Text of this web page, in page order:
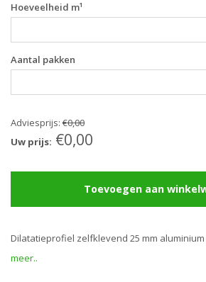
Hoeveelheid m¹
Aantal pakken
Adviesprijs: €0,00
Uw prijs: €0,00
Toevoegen aan
Dilatatieprofiel zelfklevend 25 mm
meer..